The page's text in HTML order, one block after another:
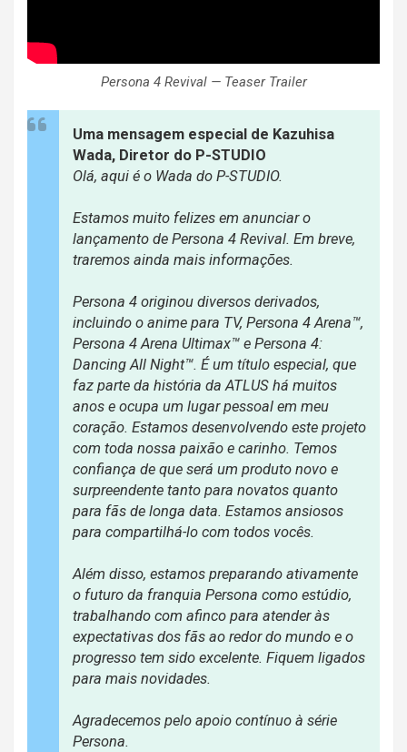
Persona 4 Revival — Teaser Trailer
Uma mensagem especial de Kazuhisa
Wada, Diretor do P-STUDIO
Olá, aqui é o Wada do P-STUDIO.
Estamos muito felizes em anunciar o
lançamento de Persona 4 Revival. Em breve,
traremos ainda mais informações.
Persona 4 originou diversos derivados,
incluindo o anime para TV, Persona 4 Arena™,
Persona 4 Arena Ultimax™ e Persona 4:
Dancing All Night™. É um título especial, que
faz parte da história da ATLUS há muitos
anos e ocupa um lugar pessoal em meu
coração. Estamos desenvolvendo este projeto
com toda nossa paixão e carinho. Temos
confiança de que será um produto novo e
surpreendente tanto para novatos quanto
para fãs de longa data. Estamos ansiosos
para compartilhá-lo com todos vocês.
Além disso, estamos preparando ativamente
o futuro da franquia Persona como estúdio,
trabalhando com afinco para atender às
expectativas dos fãs ao redor do mundo e o
progresso tem sido excelente. Fiquem ligados
para mais novidades.
Agradecemos pelo apoio contínuo à série
Persona.